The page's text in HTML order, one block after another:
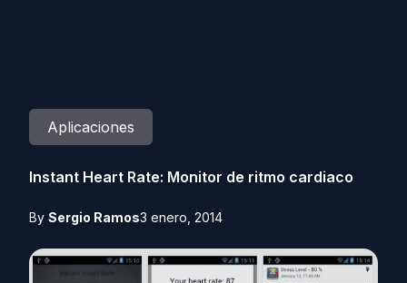
Aplicaciones
Instant Heart Rate: Monitor de ritmo cardiaco
By Sergio Ramos3 enero, 2014